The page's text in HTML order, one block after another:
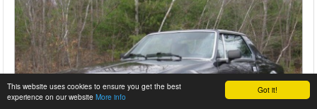
Got it!
This website uses cookies to ensure you get the best
experience on our website More info